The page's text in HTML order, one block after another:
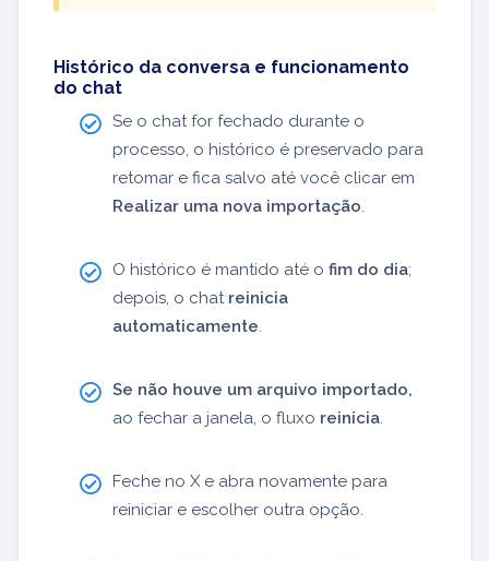
Histórico da conversa e funcionamento
do chat
Se o chat for fechado durante o
processo, o histórico é preservado para
retomar e fica salvo até você clicar em
Realizar uma nova importação
O histórico é mantido até o fim do dia;
depois, o chat reinicia
automaticamente
Se não houve um arquivo importado,
ao fechar a janela, o fluxo reinicia
Feche no X e abra novamente para
reiniciar e escolher outra opção.